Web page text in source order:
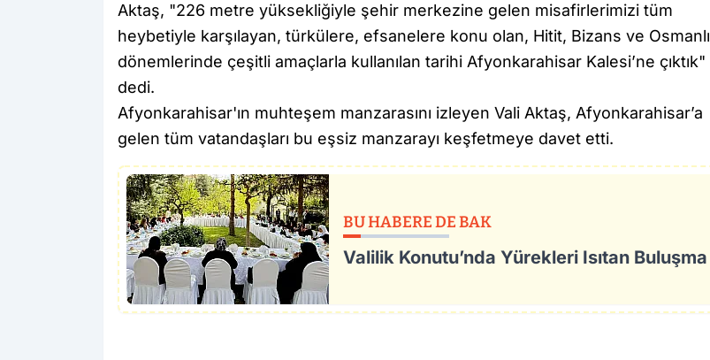
Aktaş, "226 metre yüksekliğiyle şehir merkezine gelen misafirlerimizi tüm
heybetiyle karşılayan, türkülere, efsanelere konu olan, Hitit, Bizans ve Osmanlı
dönemlerinde çeşitli amaçlarla kullanılan tarihi Afyonkarahisar Kalesi’ne çıktık"
dedi.
Afyonkarahisar'ın muhteşem manzarasını izleyen Vali Aktaş, Afyonkarahisar’a
gelen tüm vatandaşları bu eşsiz manzarayı keşfetmeye davet etti.
BU HABERE DE BAK
Valilik Konutu’nda Yürekleri Isıtan Buluşma